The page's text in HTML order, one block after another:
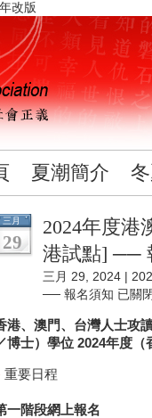
改版
夏潮簡介
三月
29
2024年度港
港試點] ──
三月 29, 2024 |
── 報名須知 已關
港、澳門、台灣人士攻
博士）學位 2024年度
重要日程
一階段網上報名